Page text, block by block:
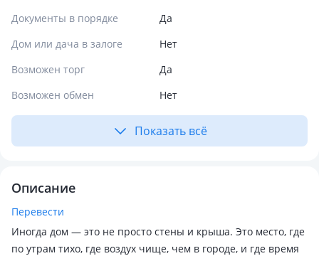
Документы в порядке
Да
Дом или дача в залоге
Нет
Возможен торг
Да
Возможен обмен
Нет
Показать всё
Описание
Перевести
Иногда дом — это не просто стены и крыша. Это место, где
по утрам тихо, где воздух чище, чем в городе, и где время